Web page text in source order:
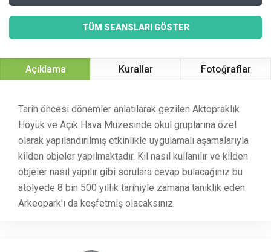
TÜM SEANSLARI GÖSTER
Açıklama Kurallar Fotoğraflar
Tarih öncesi dönemler anlatılarak gezilen Aktopraklık
Höyük ve Açık Hava Müzesinde okul gruplarına özel
olarak yapılandırılmış etkinlikle uygulamalı aşamalarıyla
kilden objeler yapılmaktadır. Kil nasıl kullanılır ve kilden
objeler nasıl yapılır gibi sorulara cevap bulacağınız bu
atölyede 8 bin 500 yıllık tarihiyle zamana tanıklık eden
Arkeopark'ı da keşfetmiş olacaksınız.